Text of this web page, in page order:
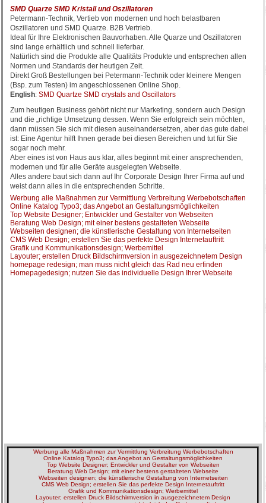
SMD Quarze SMD Kristall und Oszillatoren
Petermann-Technik, Vertieb von modernen und hoch belastbaren
Oszillatoren und SMD Quarze. B2B Vertrieb.
Ideal für Ihre Elektronischen Bauvorhaben. Alle Quarze und Oszillatoren
sind lange erhältlich und schnell lieferbar.
Natürlich sind die Produkte alle Qualitäts Produkte und entsprechen allen
Normen und Standards der heutigen Zeit.
Direkt Groß Bestellungen bei Petermann-Technik oder kleinere Mengen
(Bsp. zum Testen) im angeschlossenen Online Shop.
English: SMD Quartze SMD crystals and Oscillators
Zum heutigen Business gehört nicht nur Marketing, sondern auch Design
und die „richtige Umsetzung dessen. Wenn Sie erfolgreich sein möchten,
dann müssen Sie sich mit diesen auseinandersetzen, aber das gute dabei
ist: Eine Agentur hilft Ihnen gerade bei diesen Bereichen und tut für Sie
sogar noch mehr.
Aber eines ist von Haus aus klar, alles beginnt mit einer ansprechenden,
modernen und für alle Geräte ausgelegten Webseite.
Alles andere baut sich dann auf Ihr Corporate Design Ihrer Firma auf und
weist dann alles in die entsprechenden Schritte.
Werbung alle Maßnahmen zur Vermittlung Verbreitung Werbebotschaften
Online Katalog Typo3; das Angebot an Gestaltungsmöglichkeiten
Top Website Designer; Entwickler und Gestalter von Webseiten
Beratung Web Design; mit einer bestens gestalteten Webseite
Webseiten designen; die künstlerische Gestaltung von Internetseiten
CMS Web Design; erstellen Sie das perfekte Design Internetauftritt
Grafik und Kommunikationsdesign; Werbemittel
Layouter; erstellen Druck Bildschirmversion in ausgezeichnetem Design
homepage redesign; man muss nicht gleich das Rad neu erfinden
Homepagedesign; nutzen Sie das individuelle Design Ihrer Webseite
Werbung alle Maßnahmen zur Vermittlung Verbreitung Werbebotschaften
Online Katalog Typo3; das Angebot an Gestaltungsmöglichkeiten
Top Website Designer; Entwickler und Gestalter von Webseiten
Beratung Web Design; mit einer bestens gestalteten Webseite
Webseiten designen; die künstlerische Gestaltung von Internetseiten
CMS Web Design; erstellen Sie das perfekte Design Internetauftritt
Grafik und Kommunikationsdesign; Werbemittel
Layouter; erstellen Druck Bildschirmversion in ausgezeichnetem Design